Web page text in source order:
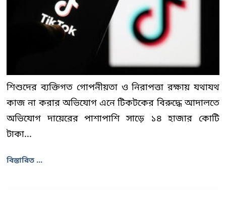
শিশুদের ব্যক্তিগত গোপনীয়তা ও নিরাপত্তা রক্ষায় যথাযথ
কাজ না করার অভিযোগ এনে টিকটকের বিরুদ্ধে আদালতে
অভিযোগ দায়েরের পাশাপাশি সাড়ে ১৪ হাজার কোটি
টাকা...
বিস্তারিত ...